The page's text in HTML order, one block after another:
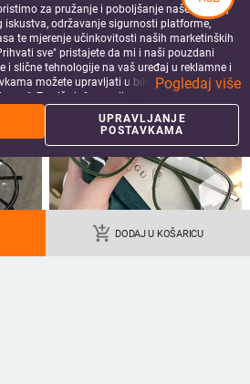
add_shopping_cart DODAJ U KOŠARICU
u
sadd_shopping_cart
okvira Ženske dizajnerske modne
luksuzne sunčane naočale Ženske
vintage šuplje leopard plave Oculos
De Sol
8.03€
add_shopping_cart
za pružanje i poboljšanje naše Usluge,
održavanje sigurnosti platforme,
te mjerenje učinkovitosti naših marketinških
sve" pristajete da mi i naši pouzdani
i slične tehnologije na vaš uređaj u reklamne i
možete upravljati u bilo kojem trenutku
Za više informacija pogledajte našu
Pogledaj više
UPRAVLJANJE
POSTAVKAMA